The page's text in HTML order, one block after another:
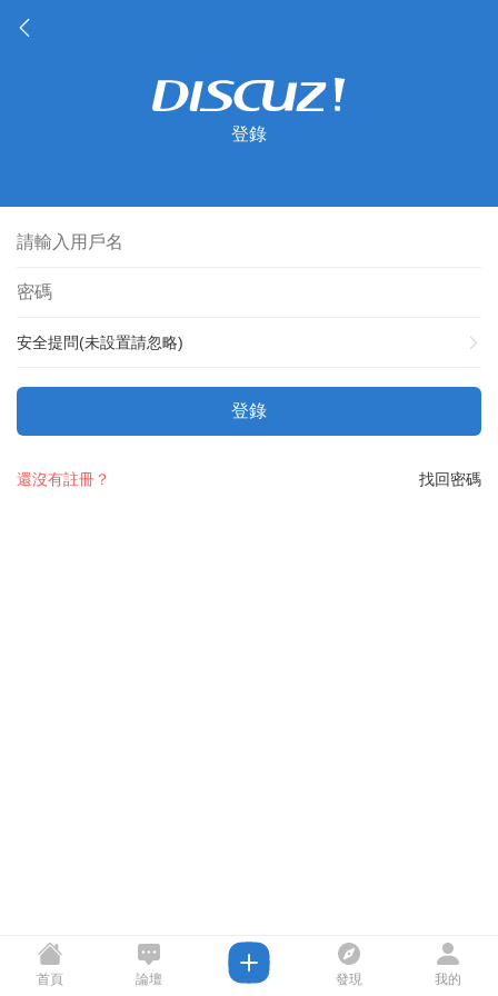
登錄
安全提問(未設置請忽略)
登錄
找回密碼
還沒有註冊？
首頁 論壇 發現 我的